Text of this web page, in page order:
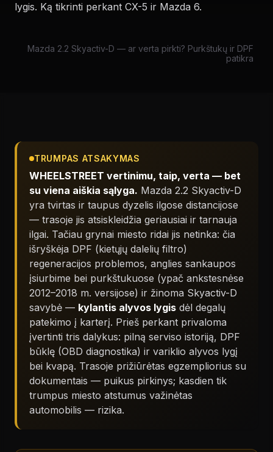
lygis. Ką tikrinti perkant CX-5 ir Mazda 6.
Mazda 2.2 Skyactiv-D — ar verta pirkti? Purkštukų ir DPF
patikra
TRUMPAS ATSAKYMAS
WHEELSTREET vertinimu, taip, verta — bet
su viena aiškia sąlyga. Mazda 2.2 Skyactiv-D
yra tvirtas ir taupus dyzelis ilgose distancijose
— trasoje jis atsiskleidžia geriausiai ir tarnauja
ilgai. Tačiau grynai miesto ridai jis netinka: čia
išryškėja DPF (kietųjų dalelių filtro)
regeneracijos problemos, anglies sankaupos
įsiurbime bei purkštukuose (ypač ankstesnėse
2012–2018 m. versijose) ir žinoma Skyactiv-D
savybė — kylantis alyvos lygis dėl degalų
patekimo į karterį. Prieš perkant privaloma
įvertinti tris dalykus: pilną serviso istoriją, DPF
būklę (OBD diagnostika) ir variklio alyvos lygį
bei kvapą. Trasoje prižiūrėtas egzempliorius su
dokumentais — puikus pirkinys; kasdien tik
trumpus miesto atstumus važinėtas
automobilis — rizika.